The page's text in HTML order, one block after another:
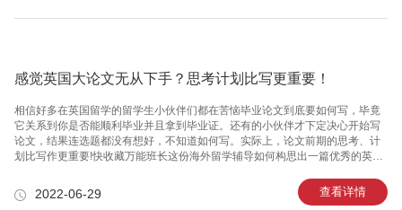
论文也写不出来，Z终因为英国毕业论文没通过而不能毕业，能有什么解决办
感觉英国大论文无从下手？思考计划比写更重要！
相信好多在英国留学的留学生小伙伴们都在苦恼毕业论文到底要如何写，毕竟
它关系到你是否能顺利毕业并且拿到毕业证。还有的小伙伴才下定决心开始写
论文，结果连选题都没有想好，不知道如何写。实际上，论文前期的思考、计
划比写作更重要!快收藏万能班长这份海外留学辅导如何构思出一篇优秀的英国
就是认为写论文的重点在于“写”。其实并不是，学术论文写作的本质根本就不
在“写”上，而在于“思考”，在于“计划”。正确的论文写作应该是70%思考/计划加
2022-06-29 查看详情